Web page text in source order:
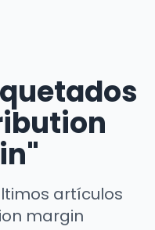
artículos
margin